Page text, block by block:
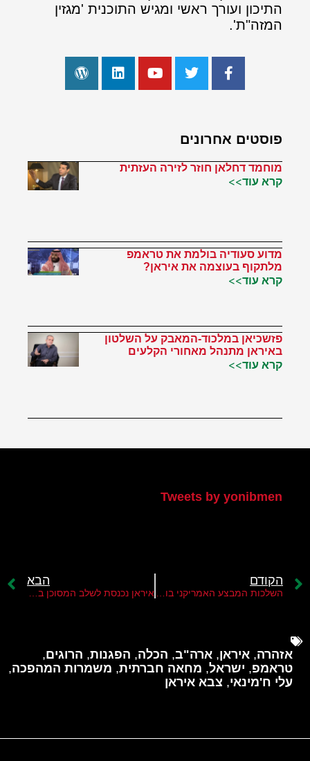
התיכון ועורך ראשי ומגיש התוכנית 'מגזין
המזה"ת'.
פוסטים אחרונים
מוחמד דחלאן חוזר לזירה העזתית
קרא עוד>>
מדוע סעודיה בולמת את טראמפ
מלתקוף בעוצמה את איראן?
קרא עוד>>
פזשכיאן במלכוד-המאבק על השלטון
באיראן מתנהל מאחורי הקלעים
קרא עוד>>
Tweets by yonibmen
הקודם הבא
אזהרה, איראן, ארה"ב, הכלה, הפגנות, הרוגים,
טראמפ, ישראל, מחאה חברתית, משמרות המהפכה,
עלי ח'מינאי, צבא איראן